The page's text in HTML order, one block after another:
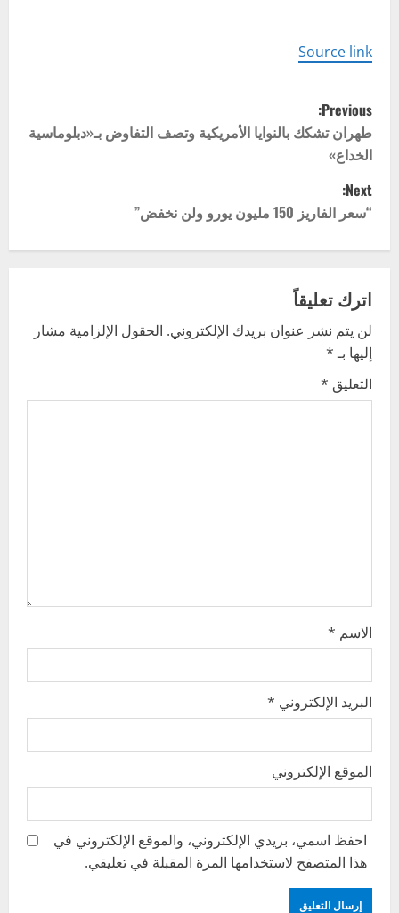
Source link
P
o
s
t
n
a
v
i
g
Previous:
طهران تشكك بالنوايا الأمريكية وتصف التفاوض بـ«دبلوماسية
الخداع»
Next:
“سعر الفاريز 150 مليون يورو ولن نخفض”
اترك تعليقاً
لن يتم نشر عنوان بريدك الإلكتروني. الحقول الإلزامية مشار
إليها بـ*
التعليق *
الاسم *
البريد الإلكتروني *
الموقع الإلكتروني
احفظ اسمي، بريدي الإلكتروني، والموقع الإلكتروني في
هذا المتصفح لاستخدامها المرة المقبلة في تعليقي.